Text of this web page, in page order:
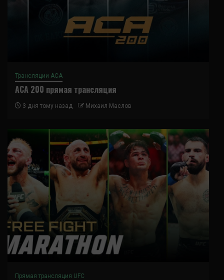
Трансляции ACA
ACA 200 прямая трансляция
3 дня тому назад Михаил Маслов
Прямая трансляция UFC